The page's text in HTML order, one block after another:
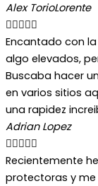
Alex TorioLorente

Encantado con
algo elevados,
Buscaba hacer
en varios sitios
una rapidez
Adrian Lopez

Recientemente
protectoras y me